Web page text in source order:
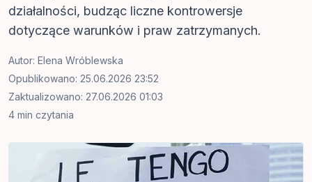
działalności, budząc liczne kontrowersje
dotyczące warunków i praw zatrzymanych.
Autor: Elena Wróblewska
Opublikowano: 25.06.2026 23:52
Zaktualizowano: 27.06.2026 01:03
4 min czytania